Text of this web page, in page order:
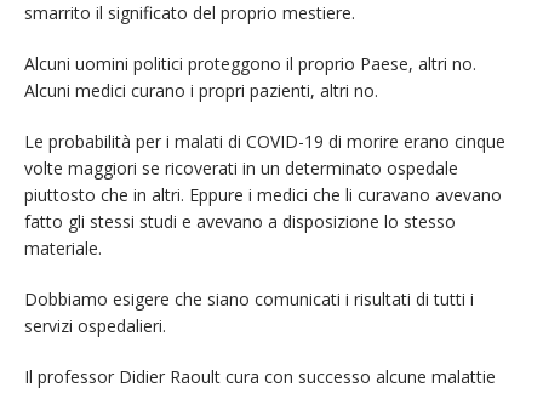
smarrito il significato del proprio mestiere.
Alcuni uomini politici proteggono il proprio Paese, altri no.
Alcuni medici curano i propri pazienti, altri no.
Le probabilità per i malati di COVID-19 di morire erano cinque
volte maggiori se ricoverati in un determinato ospedale
piuttosto che in altri. Eppure i medici che li curavano avevano
fatto gli stessi studi e avevano a disposizione lo stesso
materiale.
Dobbiamo esigere che siano comunicati i risultati di tutti i
servizi ospedalieri.
Il professor Didier Raoult cura con successo alcune malattie